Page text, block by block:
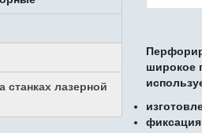
станках лазерной
широкое